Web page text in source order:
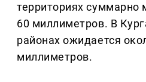
территориях
60 миллиметров. В
районах ожидается
миллиметров.